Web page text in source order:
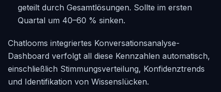
geteilt durch Gesamtlösungen. Sollte im ersten
Quartal um 40–60 % sinken.
Chatlooms integriertes Konversationsanalyse-
Dashboard verfolgt all diese Kennzahlen automatisch,
einschließlich Stimmungsverteilung, Konfidenztrends
und Identifikation von Wissenslücken.